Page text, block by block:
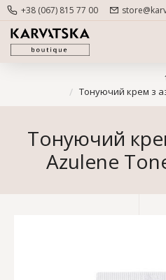
+38 (067) 815 77 00
Тонуючий крем з
Тонуючий
Azulene